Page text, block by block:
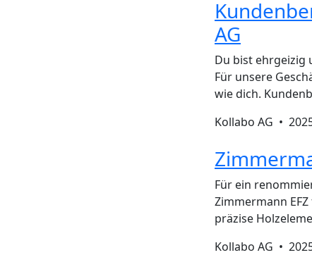
AG
Du bist ehrgeizig
Für unsere
wie dich.
Kollabo AG •
Für ein
Zimmermann
präzise
Kollabo AG •